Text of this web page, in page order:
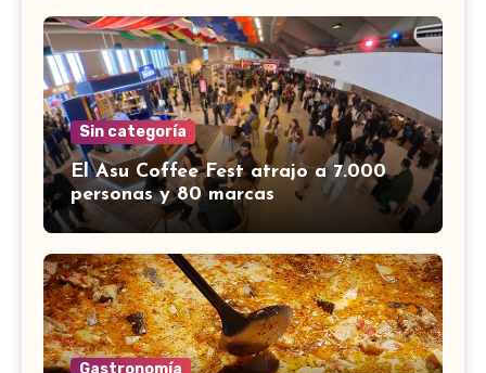
Sin categoría
El Asu Coffee Fest atrajo a 7.000
personas y 80 marcas